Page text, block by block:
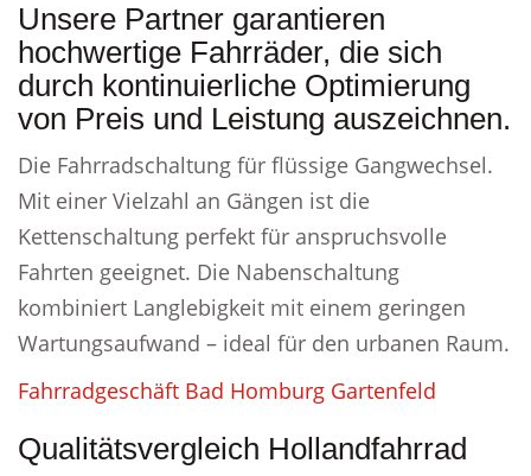
Unsere Partner garantieren
hochwertige Fahrräder, die sich
durch kontinuierliche Optimierung
von Preis und Leistung auszeichnen.
Die Fahrradschaltung für flüssige Gangwechsel.
Mit einer Vielzahl an Gängen ist die
Kettenschaltung perfekt für anspruchsvolle
Fahrten geeignet. Die Nabenschaltung
kombiniert Langlebigkeit mit einem geringen
Wartungsaufwand – ideal für den urbanen Raum.
Fahrradgeschäft Bad Homburg Gartenfeld
Qualitätsvergleich Hollandfahrrad